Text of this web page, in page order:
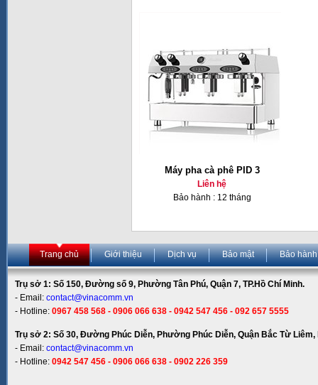
Máy pha cà phê PID 3
Liên hệ
Bảo hành : 12 tháng
Trang chủ Giới thiệu Dịch vụ Bảo mật Bảo hành
Trụ sở 1: Số 150, Đường số 9, Phường Tân Phú, Quận 7, TP.Hồ Chí Minh.
- Email: contact@vinacomm.vn
- Hotline: 0967 458 568 - 0906 066 638 - 0942 547 456 - 092 657 5555
Trụ sở 2: Số 30, Đường Phúc Diễn, Phường Phúc Diễn, Quận Bắc Từ Liêm,
- Email: contact@vinacomm.vn
- Hotline: 0942 547 456 - 0906 066 638 - 0902 226 359